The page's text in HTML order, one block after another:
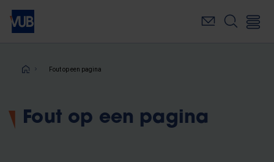
Overslaan
naar
inhoudKruimelpad
Fout op een pagina
Fout op een pagina